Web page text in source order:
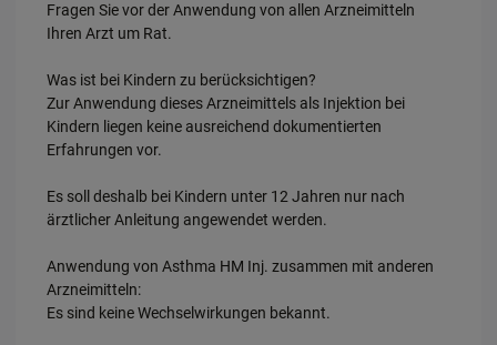
Fragen Sie vor der Anwendung von allen Arzneimitteln
Ihren Arzt um Rat.
Was ist bei Kindern zu berücksichtigen?
Zur Anwendung dieses Arzneimittels als Injektion bei
Kindern liegen keine ausreichend dokumentierten
Erfahrungen vor.
Es soll deshalb bei Kindern unter 12 Jahren nur nach
ärztlicher Anleitung angewendet werden.
Anwendung von Asthma HM Inj. zusammen mit anderen
Arzneimitteln:
Es sind keine Wechselwirkungen bekannt.